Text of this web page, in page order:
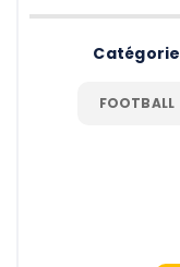
Catégorie
FOOTBALL